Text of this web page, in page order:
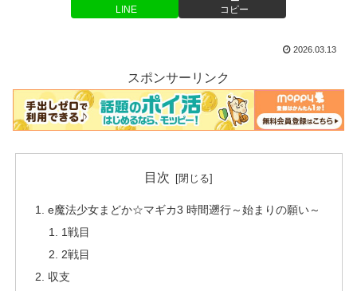
LINE コピー
2026.03.13
スポンサーリンク
目次
e魔法少女まどか☆マギカ3 時間遡行～始まりの願い～
1戦目
2戦目
収支